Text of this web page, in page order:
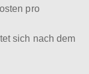
pro
sich nach dem